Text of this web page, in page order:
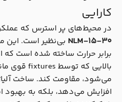
کارایی
در محیط‌های پر استرس که
NLM-15-30 بی‌نظیر است. این
برابر حرارت ساخته شده است
بالایی که توسط fixtures قوی مانند
می‌شود، مقاومت کند. ساخت آلیاژ
افزایش می‌دهد، بلکه به بهبود